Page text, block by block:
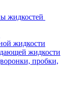
жидкостей
жидкости
жидкости
пробки,